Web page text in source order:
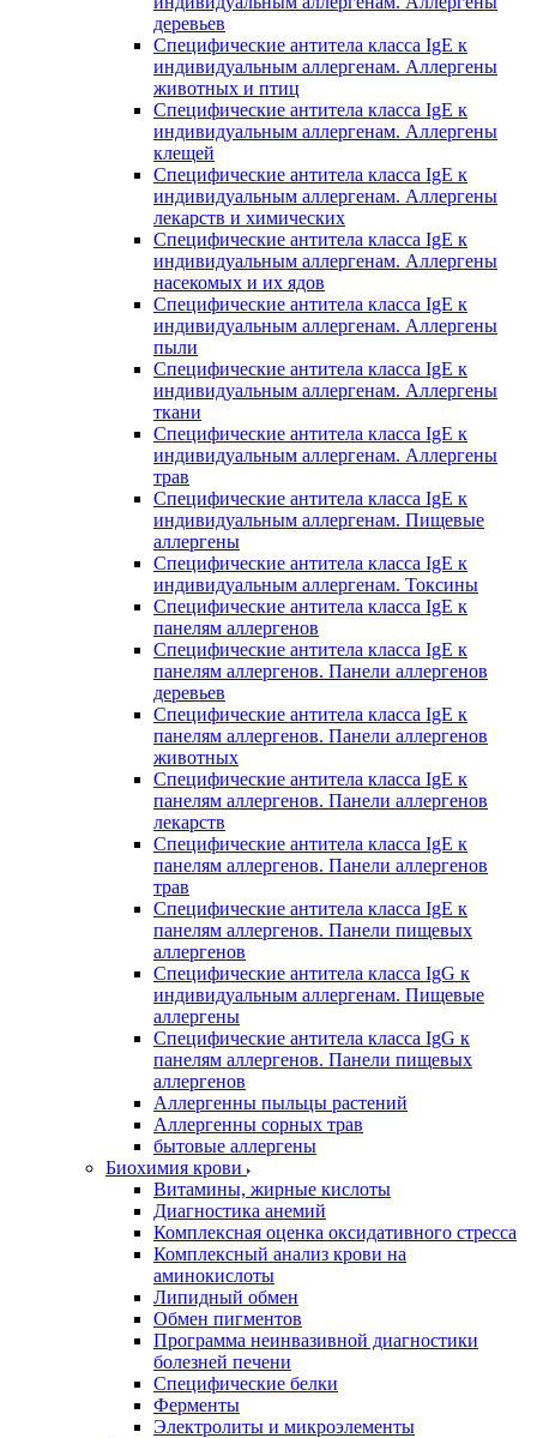
деревьев
Специфические антитела класса IgE к
индивидуальным аллергенам. Аллергены
животных и птиц
Специфические антитела класса IgE к
индивидуальным аллергенам. Аллергены
клещей
Специфические антитела класса IgE к
индивидуальным аллергенам. Аллергены
лекарств и химических
Специфические антитела класса IgE к
индивидуальным аллергенам. Аллергены
насекомых и их ядов
Специфические антитела класса IgE к
индивидуальным аллергенам. Аллергены
пыли
Специфические антитела класса IgE к
индивидуальным аллергенам. Аллергены
ткани
Специфические антитела класса IgE к
индивидуальным аллергенам. Аллергены
трав
Специфические антитела класса IgE к
индивидуальным аллергенам. Пищевые
аллергены
Специфические антитела класса IgE к
индивидуальным аллергенам. Токсины
Специфические антитела класса IgE к
панелям аллергенов
Специфические антитела класса IgE к
панелям аллергенов. Панели аллергенов
деревьев
Специфические антитела класса IgE к
панелям аллергенов. Панели аллергенов
животных
Специфические антитела класса IgE к
панелям аллергенов. Панели аллергенов
лекарств
Специфические антитела класса IgE к
панелям аллергенов. Панели аллергенов
трав
Специфические антитела класса IgE к
панелям аллергенов. Панели пищевых
аллергенов
Специфические антитела класса IgG к
индивидуальным аллергенам. Пищевые
аллергены
Специфические антитела класса IgG к
панелям аллергенов. Панели пищевых
аллергенов
Аллергенны пыльцы растений
Аллергенны сорных трав
бытовые аллергены
Биохимия крови
Витамины, жирные кислоты
Диагностика анемий
Комплексная оценка оксидативного стресса
Комплексный анализ крови на
аминокислоты
Липидный обмен
Обмен пигментов
Программа неинвазивной диагностики
болезней печени
Специфические белки
Ферменты
Электролиты и микроэлементы